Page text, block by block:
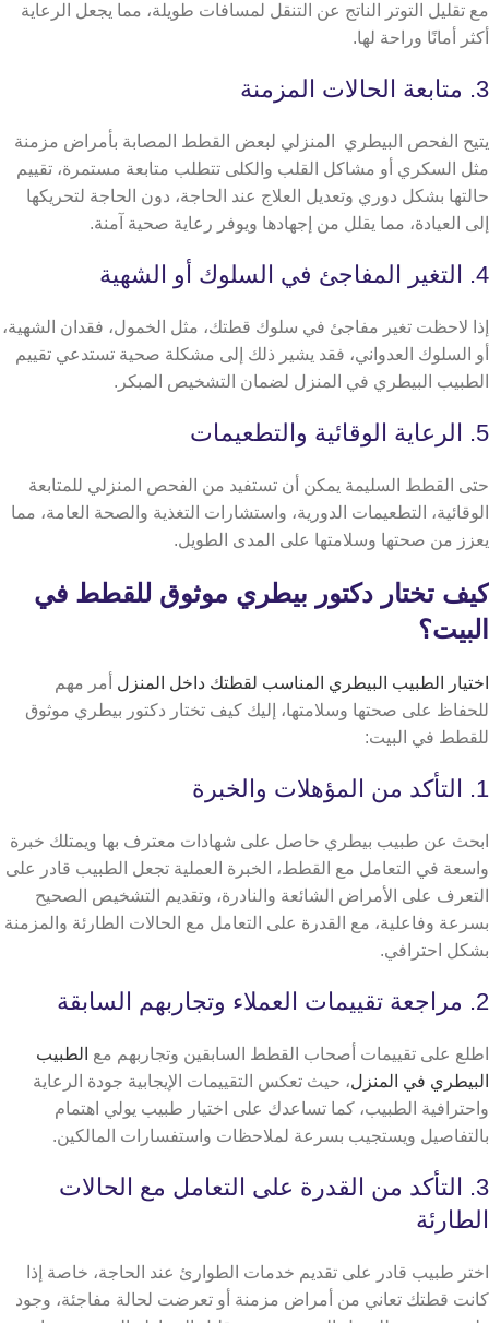
مع تقليل التوتر الناتج عن التنقل لمسافات طويلة، مما يجعل الرعاية
أكثر أمانًا وراحة لها.
3. متابعة الحالات المزمنة
يتيح الفحص البيطري المنزلي لبعض القطط المصابة بأمراض مزمنة
مثل السكري أو مشاكل القلب والكلى تتطلب متابعة مستمرة، تقييم
حالتها بشكل دوري وتعديل العلاج عند الحاجة، دون الحاجة لتحريكها
إلى العيادة، مما يقلل من إجهادها ويوفر رعاية صحية آمنة.
4. التغير المفاجئ في السلوك أو الشهية
إذا لاحظت تغير مفاجئ في سلوك قطتك، مثل الخمول، فقدان الشهية،
أو السلوك العدواني، فقد يشير ذلك إلى مشكلة صحية تستدعي تقييم
الطبيب البيطري في المنزل لضمان التشخيص المبكر.
5. الرعاية الوقائية والتطعيمات
حتى القطط السليمة يمكن أن تستفيد من الفحص المنزلي للمتابعة
الوقائية، التطعيمات الدورية، واستشارات التغذية والصحة العامة، مما
يعزز من صحتها وسلامتها على المدى الطويل.
كيف تختار دكتور بيطري موثوق للقطط في
البيت؟
اختيار الطبيب البيطري المناسب لقطتك داخل المنزل أمر مهم
للحفاظ على صحتها وسلامتها، إليك كيف تختار دكتور بيطري موثوق
للقطط في البيت:
1. التأكد من المؤهلات والخبرة
ابحث عن طبيب بيطري حاصل على شهادات معترف بها ويمتلك خبرة
واسعة في التعامل مع القطط، الخبرة العملية تجعل الطبيب قادر على
التعرف على الأمراض الشائعة والنادرة، وتقديم التشخيص الصحيح
بسرعة وفاعلية، مع القدرة على التعامل مع الحالات الطارئة والمزمنة
بشكل احترافي.
2. مراجعة تقييمات العملاء وتجاربهم السابقة
اطلع على تقييمات أصحاب القطط السابقين وتجاربهم مع الطبيب
البيطري في المنزل، حيث تعكس التقييمات الإيجابية جودة الرعاية
واحترافية الطبيب، كما تساعدك على اختيار طبيب يولي اهتمام
بالتفاصيل ويستجيب بسرعة لملاحظات واستفسارات المالكين.
3. التأكد من القدرة على التعامل مع الحالات
الطارئة
اختر طبيب قادر على تقديم خدمات الطوارئ عند الحاجة، خاصة إذا
كانت قطتك تعاني من أمراض مزمنة أو تعرضت لحالة مفاجئة، وجود